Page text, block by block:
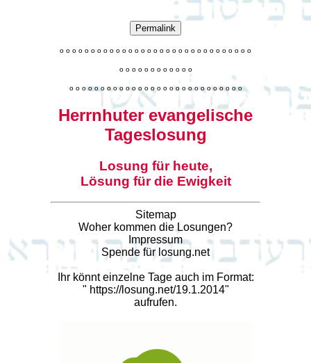
Permalink
o o o o o o o o o o o o o o o o o o o o o o o o o o o o o o o
o o o o o o o o o o o o
o o o o o o o o o o o o o o o o o o o o o o o o o o o o
Herrnhuter evangelische
Tageslosung
Losung für heute,
Lösung für die Ewigkeit
Sitemap
Woher kommen die Losungen?
Impressum
Spende für losung.net
Ihr könnt einzelne Tage auch im Format:
" https://losung.net/19.1.2014"
aufrufen.